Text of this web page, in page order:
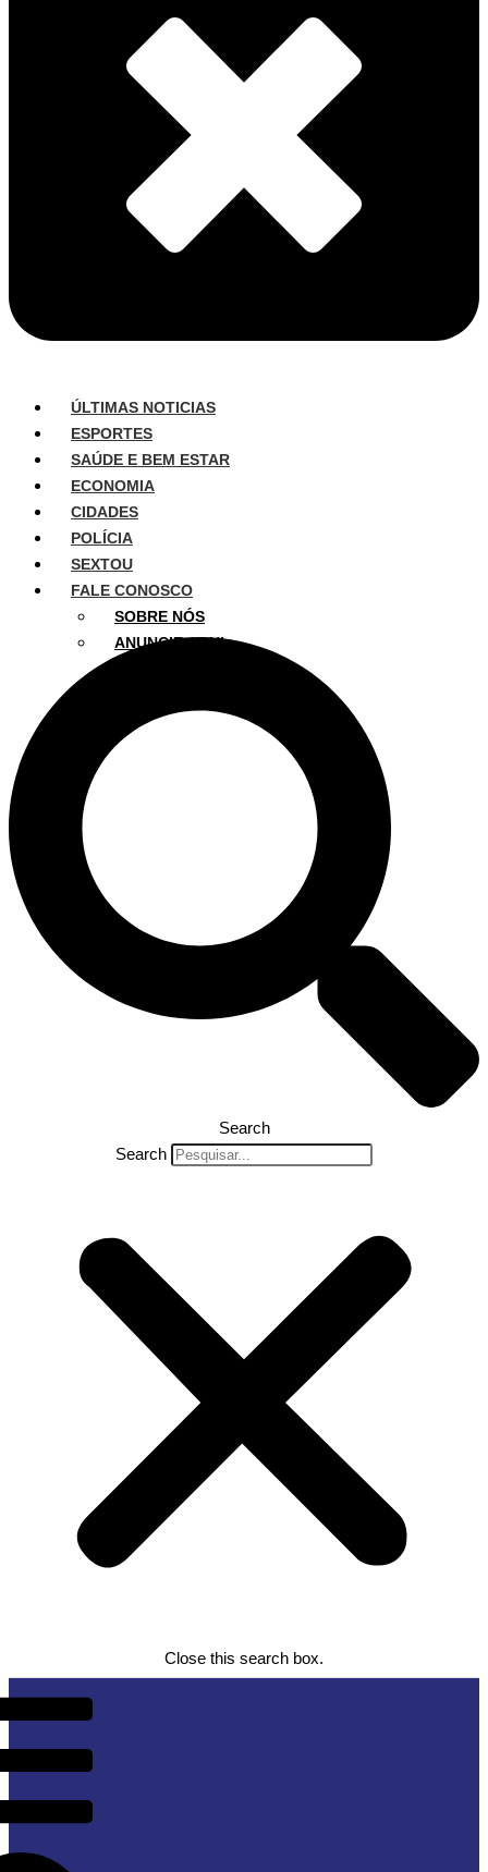
ÚLTIMAS NOTICIAS
ESPORTES
SAÚDE E BEM ESTAR
ECONOMIA
CIDADES
POLÍCIA
SEXTOU
FALE CONOSCO
SOBRE NÓS
ANUNCIE AQUI
Search
Search
Close this search box.